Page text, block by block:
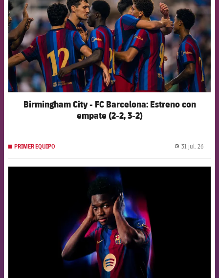
Birmingham City - FC Barcelona: Estreno con
empate (2-2, 3-2)
PRIMER EQUIPO 31 jul. 26
FCB Barcelona badge